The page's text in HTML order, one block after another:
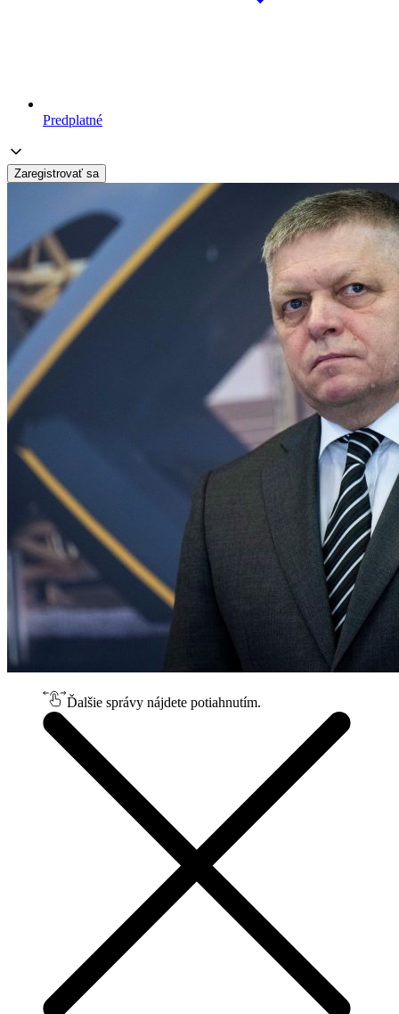
Predplatné
Zaregistrovať sa
Ďalšie správy nájdete potiahnutím.